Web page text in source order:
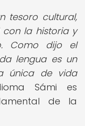
tesoro cultural,
la historia y
Como dijo el
lengua es un
única de vida
Sámi es
de la